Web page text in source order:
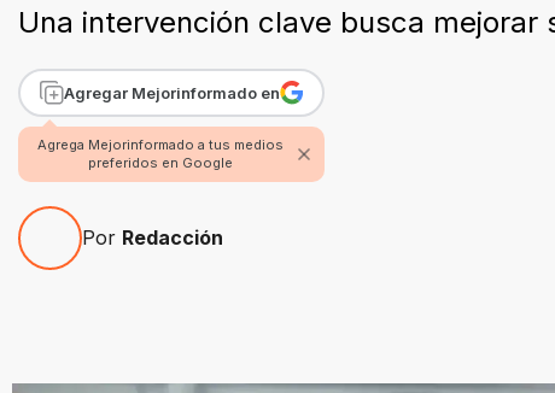
Una intervención clave busca
Agregar Mejorinformado en
Agrega Mejorinformado a tus medios
preferidos en Google
Por Redacción